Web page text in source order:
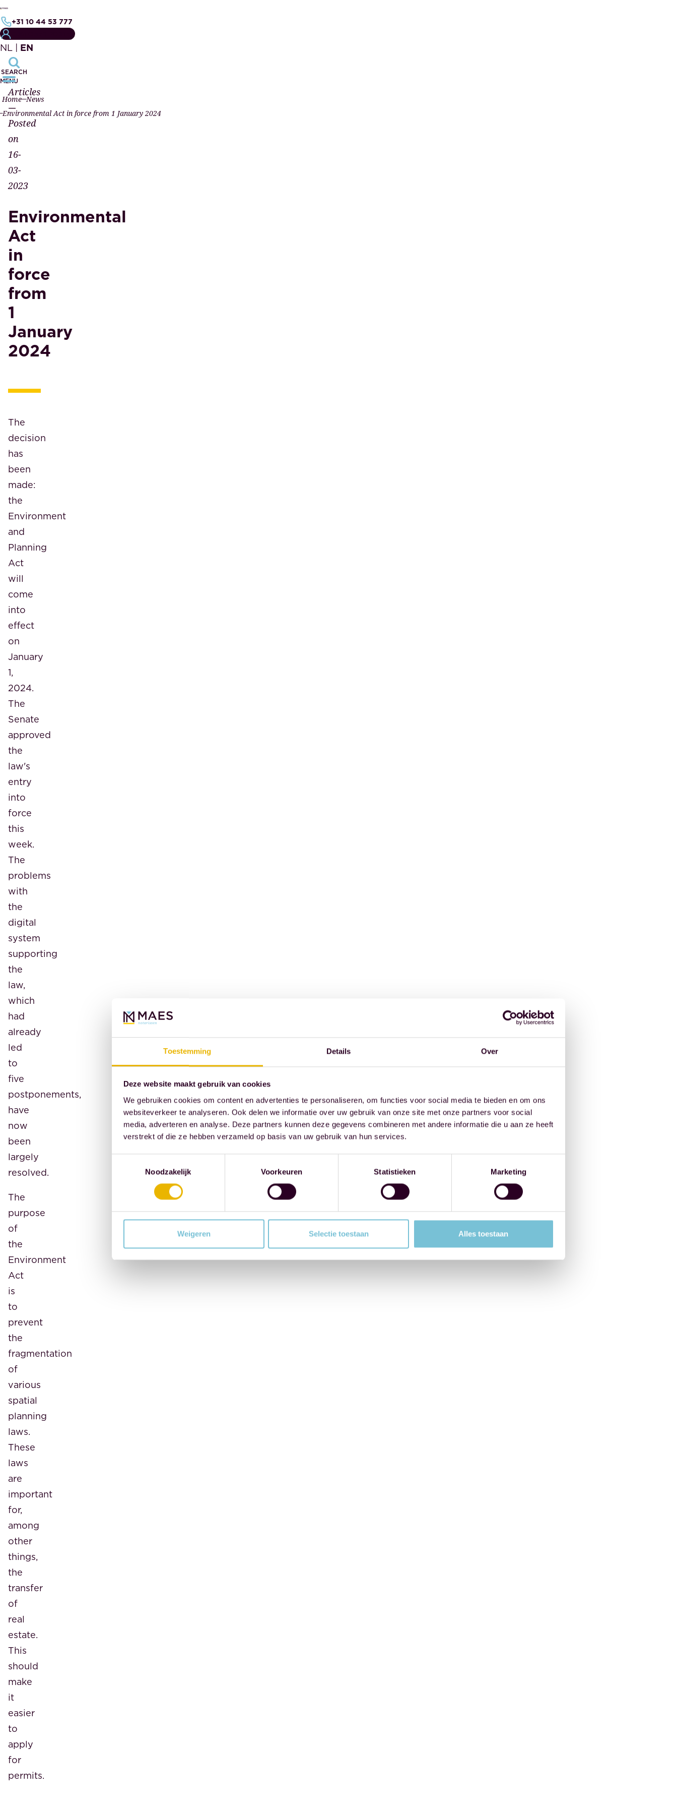
Toestemming Details Over
Deze website maakt gebruik van cookies
We gebruiken cookies om content en advertenties te personaliseren, om functies voor social media te bieden en om ons
websiteverkeer te analyseren. Ook delen we informatie over uw gebruik van onze site met onze partners voor social
media, adverteren en analyse. Deze partners kunnen deze gegevens combineren met andere informatie die u aan ze heeft
verstrekt of die ze hebben verzameld op basis van uw gebruik van hun services.
Noodzakelijk
Voorkeuren Statistieken Marketing
Weigeren Selectie toestaan Alles toestaan
+31 10 44 53 777
NL | EN
SEARCH
MENU
Home News
Environmental Act in force from 1 January 2024
Articles
—
Posted
on
16-
03-
2023
Environmental
Act
in
force
from
1
January
2024
The
decision
has
been
made:
the
Environment
and
Planning
Act
will
come
into
effect
on
January
1,
2024.
The
Senate
approved
the
law's
entry
into
force
this
week.
The
problems
with
the
digital
system
supporting
the
law,
which
had
already
led
to
five
postponements,
have
now
been
largely
resolved.
The
purpose
of
the
Environment
Act
is
to
prevent
the
fragmentation
of
various
spatial
planning
laws.
These
laws
are
important
for,
among
other
things,
the
transfer
of
real
estate.
This
should
make
it
easier
to
apply
for
permits.